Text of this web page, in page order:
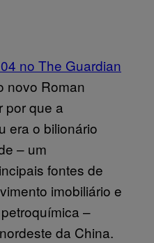
no The Guardian
novo Roman
por que a
era o bilionário
– um
fontes de
imobiliário e
–
da China.